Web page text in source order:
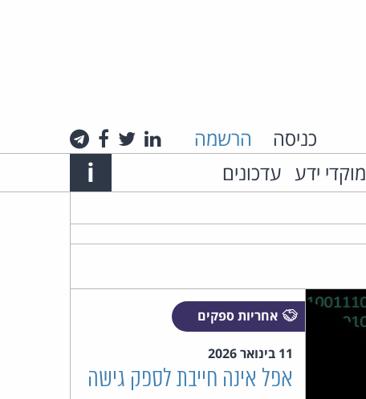
כניסה הרשמה לינקדאין
טוויטרפייסבוק
מוקדי ידע עדכונים Info
i
אחריות ספקים
11 בינואר 2026
אפל אינה חייבת לספק גישה